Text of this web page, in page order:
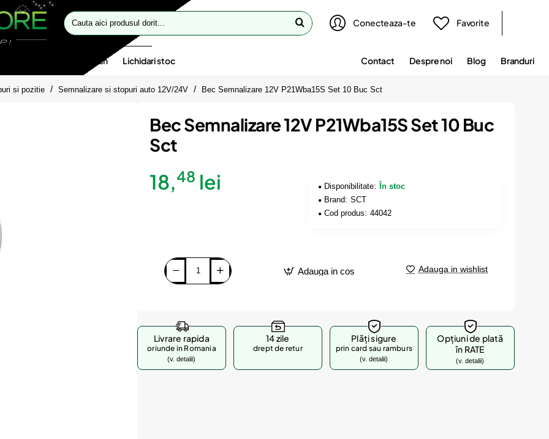
Cauta
aici
Conecteaza-te Favorite
Oferte flash Lichidari stoc Contact Despre noi Blog Branduri
si pozitie Semnalizare si stopuri auto 12V/24V Bec Semnalizare 12V P21Wba15S Set 10 Buc Sct
Bec Semnalizare 12V P21Wba15S Set 10 Buc
Sct
18,48 lei Disponibilitate:
În stoc
Brand: SCT
Cod produs: 44042
Adauga in cos Adauga in wishlist
Livrare rapida
oriunde in Romania
(v. detalii)
14 zile
drept de retur
Plăți sigure
prin card sau ramburs
(v. detalii)
Opțiuni de plată
în RATE
(v. detalii)